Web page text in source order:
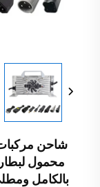
بالكامل